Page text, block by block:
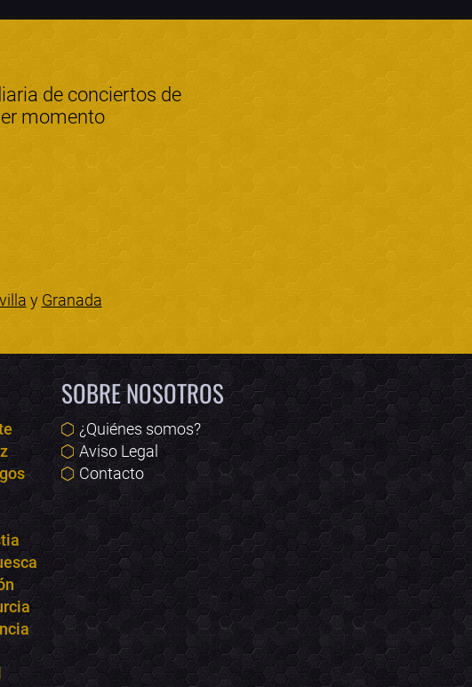
de conciertos de
momento
y Granada
SOBRE NOSOTROS
¿Quiénes somos?
Aviso Legal
Contacto
Online · Te ayudo a encontrar conciertos